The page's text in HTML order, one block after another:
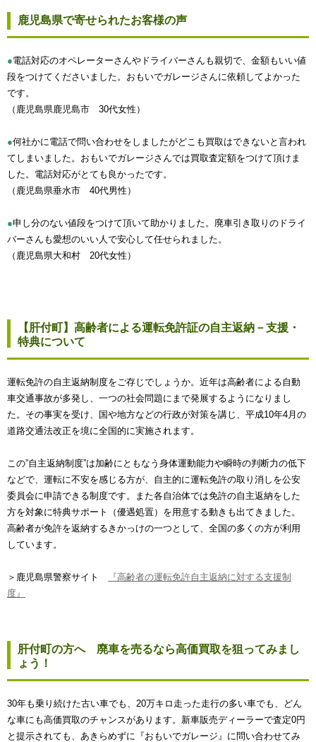
鹿児島県で寄せられたお客様の声
●電話対応のオペレーターさんやドライバーさんも親切で、金額もいい値
段をつけてくださいました。おもいでガレージさんに依頼してよかった
です。
（鹿児島県鹿児島市 30代女性）
●何社かに電話で問い合わせをしましたがどこも買取はできないと言われ
てしまいました。おもいでガレージさんでは買取査定額をつけて頂けま
した。電話対応がとても良かったです。
（鹿児島県垂水市 40代男性）
●申し分のない値段をつけて頂いて助かりました。廃車引き取りのドライ
バーさんも愛想のいい人で安心して任せられました。
（鹿児島県大和村 20代女性）
【肝付町】高齢者による運転免許証の自主返納－支援・
特典について
運転免許の自主返納制度をご存じでしょうか。近年は高齢者による自動
車交通事故が多発し、一つの社会問題にまで発展するようになりまし
た。その事実を受け、国や地方などの行政が対策を講じ、平成10年4月の
道路交通法改正を境に全国的に実施されます。
この”自主返納制度”は加齢にともなう身体運動能力や瞬時の判断力の低下
などで、運転に不安を感じる方が、自主的に運転免許の取り消しを公安
委員会に申請できる制度です。また各自治体では免許の自主返納をした
方を対象に特典サポート（優遇処置）を用意する動きも出てきました。
高齢者が免許を返納するきかっけの一つとして、全国の多くの方が利用
しています。
＞鹿児島県警察サイト
『高齢者の運転免許自主返納に対する支援制
度』
肝付町の方へ 廃車を売るなら高価買取を狙ってみまし
ょう！
30年も乗り続けた古い車でも、20万キロ走った走行の多い車でも、どん
な車にも高価買取のチャンスがあります。新車販売ディーラーで査定0円
と提示されても、あきらめずに『おもいでガレージ』に問い合わせてみ